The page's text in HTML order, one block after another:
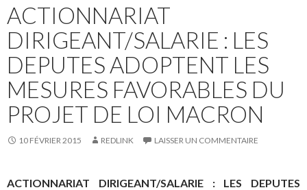
ACTIONNARIAT
DIRIGEANT/SALARIE : LES
DEPUTES ADOPTENT LES
MESURES FAVORABLES DU
PROJET DE LOI MACRON
10 FÉVRIER 2015 REDLINK LAISSER UN COMMENTAIRE
ACTIONNARIAT DIRIGEANT/SALARIE : LES DEPUTES